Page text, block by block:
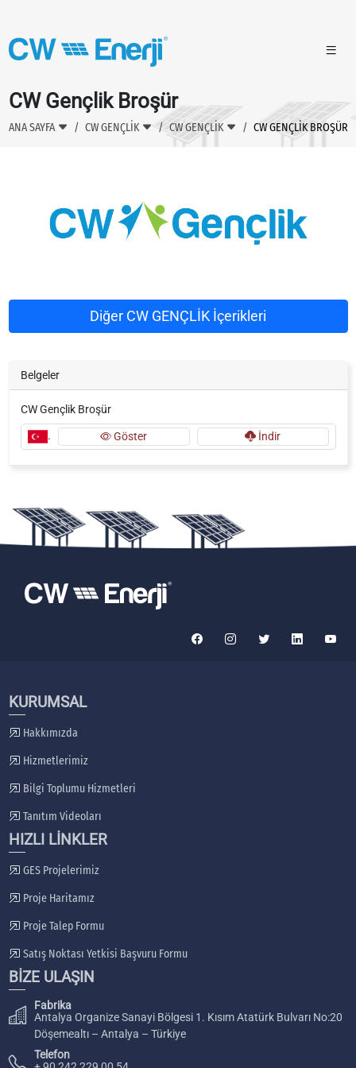
CW Gençlik Broşür
ANA SAYFA CW GENÇLİK CW GENÇLIK CW GENÇLIK BROŞÜR
Diğer CW GENÇLİK İçerikleri
Belgeler
CW Gençlik Broşür
. Göster İndir
KURUMSAL
Hakkımızda
Hizmetlerimiz
Bilgi Toplumu Hizmetleri
Tanıtım Videoları
HIZLI LİNKLER
GES Projelerimiz
Proje Haritamız
Proje Talep Formu
Satış Noktası Yetkisi Başvuru Formu
BİZE ULAŞIN
Fabrika
Antalya Organize Sanayi Bölgesi 1. Kısım Atatürk Bulvarı No:20
Döşemealtı – Antalya – Türkiye
Telefon